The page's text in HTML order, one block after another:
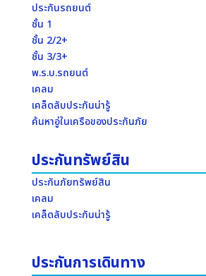
ประกันรถยนต์
ชั้น 1
ชั้น 2/2+
ชั้น 3/3+
พ.ร.บ.รถยนต์
เคลม
เคล็ดลับประกันน่ารู้
ค้นหาอู่ในเครือของประกันภัย
ประกันทรัพย์สิน
ประกันภัยทรัพย์สิน
เคลม
เคล็ดลับประกันน่ารู้
ประกันการเดินทาง